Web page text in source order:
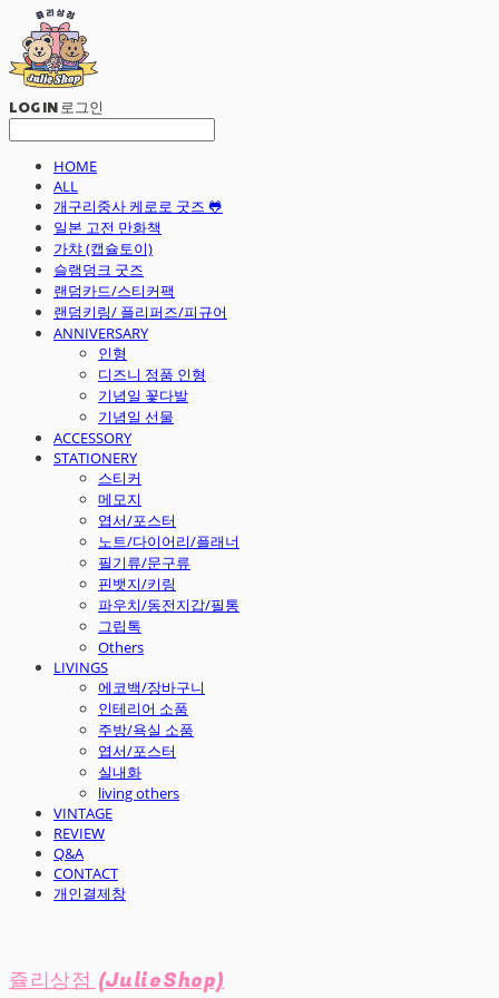
LOG IN로그인
HOME
ALL
개구리중사 케로로 굿즈 🐸
일본 고전 만화책
가챠 (캡슐토이)
슬램덩크 굿즈
랜덤카드/스티커팩
랜덤키링/ 플리퍼즈/피규어
ANNIVERSARY
인형
디즈니 정품 인형
기념일 꽃다발
기념일 선물
ACCESSORY
STATIONERY
스티커
메모지
엽서/포스터
노트/다이어리/플래너
필기류/문구류
핀뱃지/키링
파우치/동전지갑/필통
그립톡
Others
LIVINGS
에코백/장바구니
인테리어 소품
주방/욕실 소품
엽서/포스터
실내화
living others
VINTAGE
REVIEW
Q&A
CONTACT
개인결제창
쥴리상점 (JulieShop)